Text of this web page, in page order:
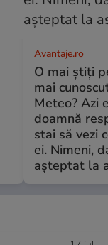
Avantaje.ro
O mai știți
mai
Meteo? Azi
doamnă
stai să vezi
ei. Nimeni,
așteptat la